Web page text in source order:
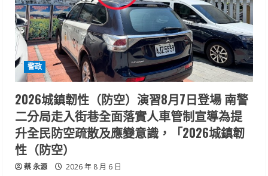
警政
2026城鎮韌性（防空）演習8月7日登場 南警
二分局走入街巷全面落實人車管制宣導為提
升全民防空疏散及應變意識，「2026城鎮韌
性（防空）
蔡 永源 2026 年 8 月 6 日